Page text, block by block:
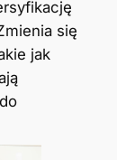
się
jak